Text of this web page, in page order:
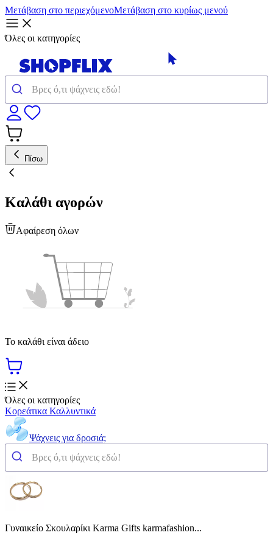
Μετάβαση στο περιεχόμενοΜετάβαση στο κυρίως μενού
Όλες οι κατηγορίες
Πίσω
Καλάθι αγορών
Αφαίρεση όλων
Το καλάθι είναι άδειο
Όλες οι κατηγορίες
Κορεάτικα Καλλυντικά
Ψάχνεις για δροσιά;
Γυναικείο Σκουλαρίκι Karma Gifts karmafashion...